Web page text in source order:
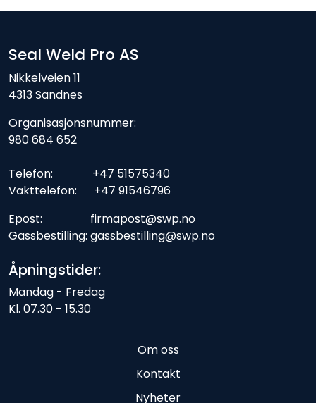
Seal Weld Pro AS
Nikkelveien 11
4313 Sandnes
Organisasjonsnummer:
980 684 652
Telefon: +47 51575340
Vakttelefon: +47 91546796
Epost: firmapost@swp.no
Gassbestilling: gassbestilling@swp.no
Åpningstider:
Mandag - Fredag
Kl. 07.30 - 15.30
Om oss
Kontakt
Nyheter